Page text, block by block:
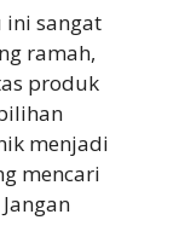
ini sangat
ramah,
produk
menjadi
mencari